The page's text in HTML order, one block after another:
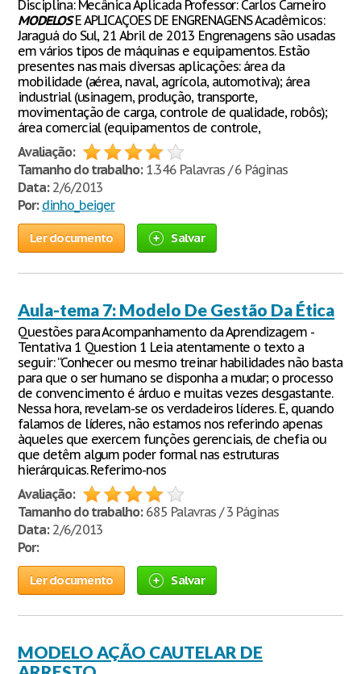
Disciplina: Mecânica Aplicada Professor: Carlos Carneiro
MODELOSE APLICAÇOES DE ENGRENAGENS Acadêmicos:
Jaraguá do Sul, 21 Abril de 2013 Engrenagens são usadas
em vários tipos de máquinas e equipamentos. Estão
presentes nas mais diversas aplicações: área da
mobilidade (aérea, naval, agrícola, automotiva); área
industrial (usinagem, produção, transporte,
movimentação de carga, controle de qualidade, robôs);
área comercial (equipamentos de controle,
Avaliação:
Tamanho do trabalho:1.346 Palavras / 6 Páginas
Data:2/6/2013
Por: dinho_beiger
Ler documento Salvar
Aula-tema 7: Modelo De Gestão Da Ética
Questões para Acompanhamento da Aprendizagem -
Tentativa 1 Question 1 Leia atentamente o texto a
seguir: “Conhecer ou mesmo treinar habilidades não basta
para que o ser humano se disponha a mudar; o processo
de convencimento é árduo e muitas vezes desgastante.
Nessa hora, revelam-se os verdadeiros líderes. E, quando
falamos de líderes, não estamos nos referindo apenas
àqueles que exercem funções gerenciais, de chefia ou
que detêm algum poder formal nas estruturas
hierárquicas. Referimo-nos
Avaliação:
Tamanho do trabalho:685 Palavras / 3 Páginas
Data:2/6/2013
Por:
Ler documento Salvar
MODELO AÇÃO CAUTELAR DE